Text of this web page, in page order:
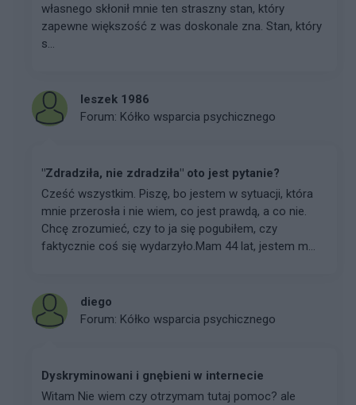
własnego skłonił mnie ten straszny stan, który
zapewne większość z was doskonale zna. Stan, który
s...
leszek 1986
Forum: Kółko wsparcia psychicznego
"Zdradziła, nie zdradziła" oto jest pytanie?
Cześć wszystkim. Piszę, bo jestem w sytuacji, która
mnie przerosła i nie wiem, co jest prawdą, a co nie.
Chcę zrozumieć, czy to ja się pogubiłem, czy
faktycznie coś się wydarzyło.Mam 44 lat, jestem m...
diego
Forum: Kółko wsparcia psychicznego
Dyskryminowani i gnębieni w internecie
Witam Nie wiem czy otrzymam tutaj pomoc? ale